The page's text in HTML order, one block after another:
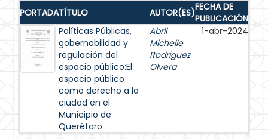
PORTADATÍTULO AUTOR(ES)FECHA DE
PUBLICACIÓN
Políticas Públicas,
gobernabilidad y
regulación del
espacio público:El
espacio público
como derecho a la
ciudad en el
Municipio de
Querétaro
Abril
Michelle
Rodríguez
Olvera
1-abr-2024